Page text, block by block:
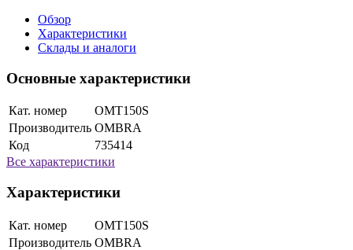
Обзор
Характеристики
Склады и аналоги
Основные характеристики
Кат. номер
OMT150S
Производитель OMBRA
Код
735414
Все характеристики
Характеристики
Кат. номер
OMT150S
Производитель OMBRA